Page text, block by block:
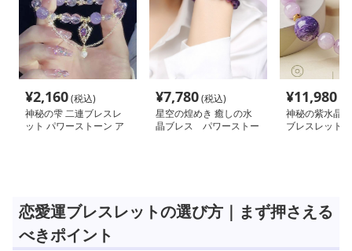
¥2,160(税込)
神秘の雫 二連ブレスレ
ット パワーストーン ア
¥7,780(税込)
星空の煌めき 癒しの水
晶ブレス パワーストー
¥11,980
神秘の紫水晶
ブレスレット
恋愛運ブレスレットの選び方｜まず押さえる
べきポイント